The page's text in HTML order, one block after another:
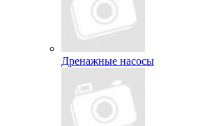
Дренажные насосы